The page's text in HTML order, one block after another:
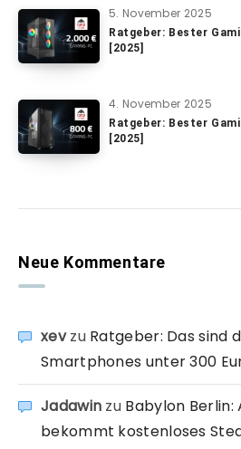
5. November 2025
Ratgeber: Bester
[2025]
4. November 2025
Ratgeber: Bester
[2025]
Neue Kommentare
xevzu Ratgeber: Das sind
Smartphones unter 300
Jadawin zu Babylon Berlin:
bekommt kostenloses